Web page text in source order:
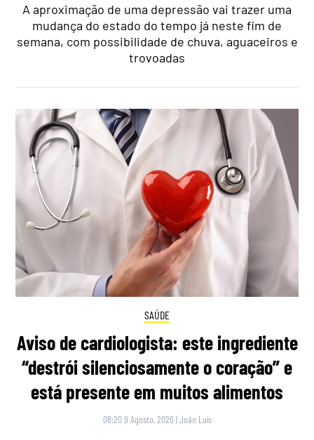
A aproximação de uma depressão vai trazer uma
mudança do estado do tempo já neste fim de
semana, com possibilidade de chuva, aguaceiros e
trovoadas
SAÚDE
Aviso de cardiologista: este ingrediente
“destrói silenciosamente o coração” e
está presente em muitos alimentos
08:20 9 Agosto, 2026 |João Luís